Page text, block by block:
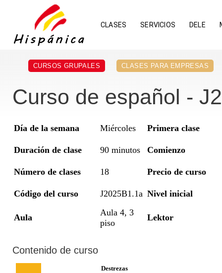
CLASES SERVICIOS DELE
CURSOS GRUPALES CLASES PARA EMPRESAS
Curso de español -
Día de la semana Miércoles Primera clase
Duración de clase 90 minutos Comienzo
Número de clases 18 Precio de curso
Código del curso J2025B1.1a Nivel inicial
Aula
Aula 4, 3
piso
Lektor
Contenido de curso
Destrezas